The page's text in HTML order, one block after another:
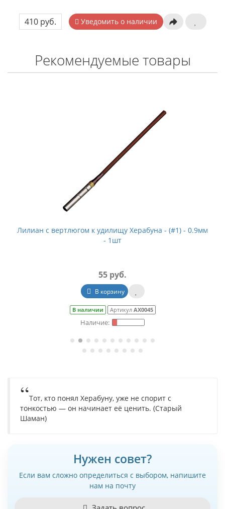
410 руб. Уведомить о наличии
Рекомендуемые товары
Лилиан с вертлюгом к удилищу Херабуна - (#1) - 0.9мм
- 1шт
55 руб.
В корзину
В наличии Артикул АХ0045
Тот, кто понял Херабуну, уже не спорит с
тонкостью — он начинает её ценить. (Старый
Шаман)
Нужен совет?
Если вам сложно определиться с выбором, напишите
нам на почту